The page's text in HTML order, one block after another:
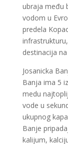
ubraja među
vodom u
predela
destinacija
Josanicka
Banja ima 5
medu
vode u
ukupnog
Banje
kalijum,